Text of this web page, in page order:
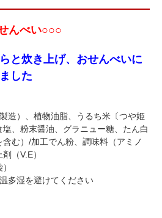
んべい○○○
と炊き上げ、おせんべいに
した
造）、植物油脂、うるち米〔つや姫
塩、粉末醤油、グラニュー糖、たん白
む）/加工でん粉、調味料（アミノ
（V.E）
多湿を避けてください